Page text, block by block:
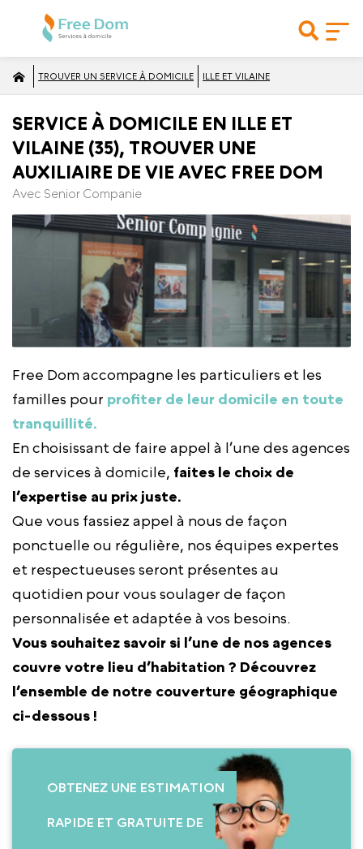
TROUVER UN SERVICE À DOMICILE ILLE ET VILAINE
SERVICE À DOMICILE EN ILLE ET
VILAINE (35), TROUVER UNE
AUXILIAIRE DE VIE AVEC FREE DOM
Avec Senior Companie
Free Dom accompagne les particuliers et les
familles pour profiter de leur domicile en toute
tranquillité.
En choisissant de faire appel à l’une des agences
de services à domicile, faites le choix de
l’expertise au prix juste.
Que vous fassiez appel à nous de façon
ponctuelle ou régulière, nos équipes expertes
et respectueuses seront présentes au
quotidien pour vous soulager de façon
personnalisée et adaptée à vos besoins.
Vous souhaitez savoir si l’une de nos agences
couvre votre lieu d’habitation ? Découvrez
l’ensemble de notre couverture géographique
ci-dessous !
OBTENEZ UNE ESTIMATION
RAPIDE ET GRATUITE DE